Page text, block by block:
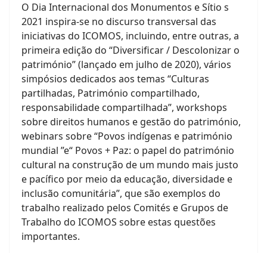
O Dia Internacional dos Monumentos e Sítio s
2021 inspira-se no discurso transversal das
iniciativas do ICOMOS, incluindo, entre outras, a
primeira edição do “Diversificar / Descolonizar o
património” (lançado em julho de 2020), vários
simpósios dedicados aos temas “Culturas
partilhadas, Património compartilhado,
responsabilidade compartilhada”, workshops
sobre direitos humanos e gestão do património,
webinars sobre “Povos indígenas e património
mundial ”e“ Povos + Paz: o papel do património
cultural na construção de um mundo mais justo
e pacífico por meio da educação, diversidade e
inclusão comunitária”, que são exemplos do
trabalho realizado pelos Comités e Grupos de
Trabalho do ICOMOS sobre estas questões
importantes.